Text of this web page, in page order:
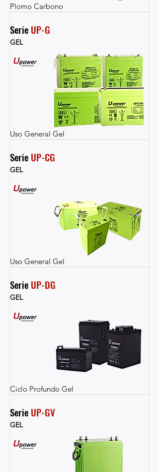
Plomo Carbono
Serie UP-G
GEL
Uso General Gel
Serie UP-CG
GEL
Uso General Gel
Serie UP-DG
GEL
Ciclo Profundo Gel
Serie UP-GV
GEL